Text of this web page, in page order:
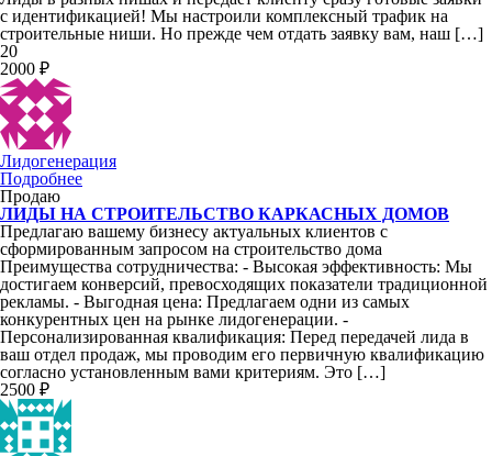
с идентификацией! Мы настроили комплексный трафик на
строительные ниши. Но прежде чем отдать заявку вам, наш […]
20
2000 ₽
Лидогенерация
Подробнее
Продаю
ЛИДЫ НА СТРОИТЕЛЬСТВО КАРКАСНЫХ ДОМОВ
Предлагаю вашему бизнесу актуальных клиентов с
сформированным запросом на строительство дома
Преимущества сотрудничества: - Высокая эффективность: Мы
достигаем конверсий, превосходящих показатели традиционной
рекламы. - Выгодная цена: Предлагаем одни из самых
конкурентных цен на рынке лидогенерации. -
Персонализированная квалификация: Перед передачей лида в
ваш отдел продаж, мы проводим его первичную квалификацию
согласно установленным вами критериям. Это […]
2500 ₽